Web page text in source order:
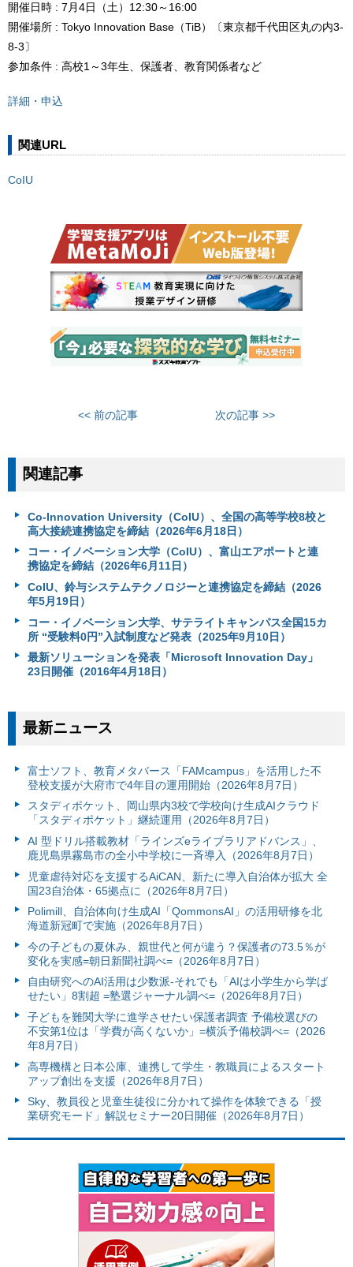
開催日時 : 7月4日（土）12:30～16:00
開催場所 : Tokyo Innovation Base（TiB）〔東京都千代田区丸の内3-
8-3〕
参加条件 : 高校1～3年生、保護者、教育関係者など
詳細・申込
関連URL
CoIU
<< 前の記事 次の記事 >>
関連記事
Co-Innovation University（CoIU）、全国の高等学校8校と
高大接続連携協定を締結（2026年6月18日）
コー・イノベーション大学（CoIU）、富山エアポートと連
携協定を締結（2026年6月11日）
CoIU、鈴与システムテクノロジーと連携協定を締結（2026
年5月19日）
コー・イノベーション大学、サテライトキャンパス全国15カ
所 “受験料0円”入試制度など発表（2025年9月10日）
最新ソリューションを発表「Microsoft Innovation Day」
23日開催（2016年4月18日）
最新ニュース
富⼠ソフト、教育メタバース「FAMcampus」を活用した不
登校支援が大府市で4年目の運用開始（2026年8月7日）
スタディポケット、岡山県内3校で学校向け生成AIクラウド
「スタディポケット」継続運用（2026年8月7日）
AI 型ドリル搭載教材「ラインズeライブラリアドバンス」、
鹿児島県霧島市の全小中学校に一斉導入（2026年8月7日）
児童虐待対応を支援するAiCAN、新たに導入自治体が拡大 全
国23自治体・65拠点に（2026年8月7日）
Polimill、自治体向け生成AI「QommonsAI」の活用研修を北
海道新冠町で実施（2026年8月7日）
今の子どもの夏休み、親世代と何が違う？保護者の73.5％が
変化を実感=朝日新聞社調べ=（2026年8月7日）
自由研究へのAI活用は少数派-それでも「AIは小学生から学ば
せたい」8割超 =塾選ジャーナル調べ=（2026年8月7日）
子どもを難関大学に進学させたい保護者調査 予備校選びの
不安第1位は「学費が高くないか」=横浜予備校調べ=（2026
年8月7日）
高専機構と日本公庫、連携して学生・教職員によるスタート
アップ創出を支援（2026年8月7日）
Sky、教員役と児童生徒役に分かれて操作を体験できる「授
業研究モード」解説セミナー20日開催（2026年8月7日）